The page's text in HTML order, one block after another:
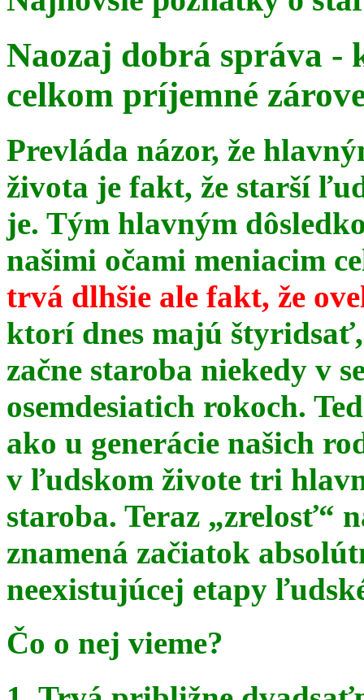
Naozaj dobrá správa -
celkom príjemné
Prevláda názor, že
života je fakt, že starší
je. Tým hlavným
našimi očami meniacim
trvá dlhšie ale fakt, že
ktorí dnes majú
začne staroba niekedy v
osemdesiatich rokoch.
ako u generácie našich
v ľudskom živote tri
staroba. Teraz „zrelosť“
znamená začiatok
neexistujúcej etapy
Čo o nej vieme?